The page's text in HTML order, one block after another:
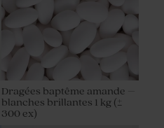
Dragées baptême amande –
blanches brillantes 1 kg (±
300 ex)